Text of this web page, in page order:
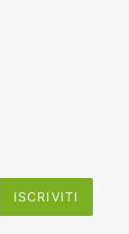
ISCRIVITI